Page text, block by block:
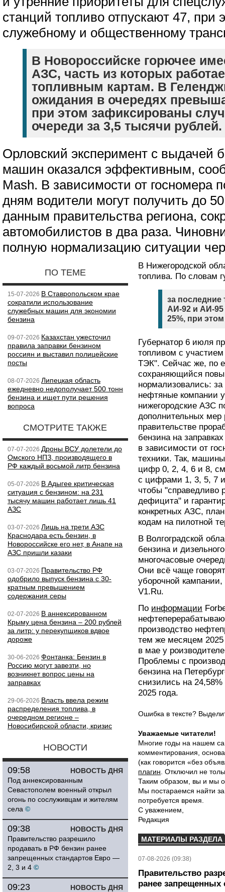
станций топливо отпускают 47, при
служебному и общественному
В Новороссийске горючее
АЗС, часть из которых
топливным картам. В
ожидания в очередях
при этом зафиксированы
очереди за 3,5 тысячи рублей.
Орловский эксперимент с выдачей
машин оказался эффективным,
Mash. В зависимости от госномера
дням водители могут получить до
данным правительства региона,
автомобилистов в два раза.
полную нормализацию ситуации
ПО ТЕМЕ
15-07-2026 В Ставропольском крае
сократили использование
служебных машин для экономии
бензина
09-07-2026 Казахстан ужесточил
правила заправки бензином
россиян и выставил полицейские
посты
08-07-2026 Липецкая область
ежедневно недополучает 500 тонн
бензина и ищет пути решения
вопроса
СМОТРИТЕ ТАКЖЕ
07-07-2026 Дроны ВСУ долетели до
Омского НПЗ, производящего в
РФ каждый восьмой литр бензина
05-07-2026 В Адыгее критическая
ситуация с бензином: на 231
тысячу машин работает лишь 41
АЗС
03-07-2026 Лишь на трети АЗС
Краснодара есть бензин, в
Новороссийске его нет, в Анапе на
АЗС пришли казаки
03-07-2026 Правительство РФ
одобрило выпуск бензина с 30-
кратным превышением
содержания серы
02-07-2026 В аннексированном
Крыму цена бензина – 200 рублей
за литр: у перекупщиков вдвое
дороже
30-06-2026 Фонтанка: Бензин в
Россию могут завезти, но
возникнет вопрос цены на
заправках
29-06-2026 Власть ввела режим
распределения топлива, в
очередном регионе –
Новосибирской области, кризис
НОВОСТИ
НОВОСТЬ ДНЯ
09:58
Под аннексированным
Севастополем военный открыл
огонь по сослуживцам и жителям
села ©
НОВОСТЬ ДНЯ
09:38
Правительство разрешило
продавать в РФ бензин ранее
запрещенных стандартов Евро —
2, 3 и 4 ©
НОВОСТЬ ДНЯ
09:23
В Нижегородской
топлива. По словам
за последние
АИ-92 и АИ-95
25%, при
Губернатор 6 июля
топливом с
ТЭК". Сейчас же, по
сохраняющийся
нормализовались:
нефтяные компании
нижегородские АЗС
дополнительных мер
правительстве
бензина на
в зависимости от
техники. Так,
цифр 0, 2, 4, 6 и 8,
с цифрами 1, 3, 5, 7
чтобы "справедливо
дефицита" и
конкретных АЗС,
кодам на пилотной
В Волгоградской
бензина и
многочасовые
Они всё чаще
уборочной
V1.Ru.
По информации
производство
тем же месяцем 2025
в мае у
Проблемы с
бензина на
снизились на
2025 года.
Ошибка в тексте?
Уважаемые читатели!
Многие годы на нашем
комментирования,
(как говорится «без
плагин . Отключил не
Таким образом, вы и мы
Мы постараемся найти
потребуется время.
С уважением,
Редакция
МАТЕРИАЛЫ РАЗДЕЛА
07-08-2026 (09:38)
Правительство
ранее запрещенных